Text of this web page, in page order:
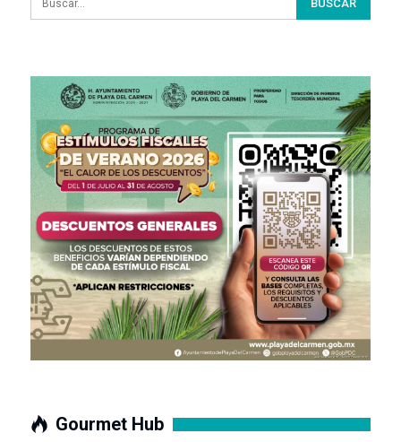
Gourmet Hub